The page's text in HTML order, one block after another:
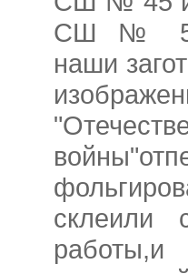
СШ № 53
наши
склеили